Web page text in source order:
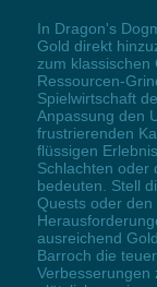
In Dragon's
Gold direkt
zum klassischen
Ressourcen-
Spielwirtschaft
Anpassung den
frustrierenden
flüssigen
Schlachten oder
bedeuten. Stell
Quests oder den
ausreichend
Barroch die
Verbesserungen